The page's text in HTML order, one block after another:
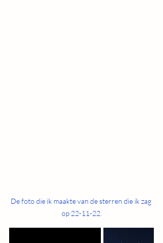
De foto die ik maakte van de sterren die ik zag
op 22-11-22.